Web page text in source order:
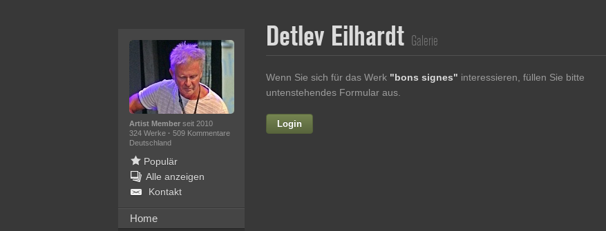
Artist Memberseit 2010
324 Werke · 509 Kommentare
Deutschland
Populär
Alle anzeigen
Kontakt
Home
Detlev Eilhardt Galerie
Wenn Sie sich für das Werk "bons signes" interessieren, füllen Sie bitte
untenstehendes Formular aus.
Login